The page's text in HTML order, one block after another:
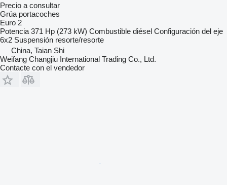
Precio a consultar
Grúa portacoches
Euro 2
Potencia 371 Hp (273 kW) Combustible diésel Configuración del eje
6x2 Suspensión resorte/resorte
China, Taian Shi
Weifang Changjiu International Trading Co., Ltd.
Contacte con el vendedor